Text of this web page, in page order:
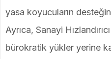
yasa koyucuların
Ayrıca, Sanayi
bürokratik yükler yerine